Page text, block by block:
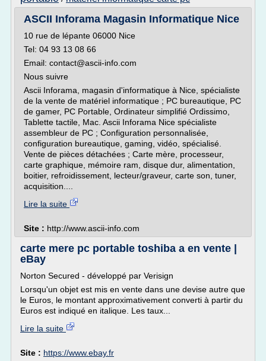
ASCII Inforama Magasin Informatique Nice
10 rue de lépante 06000 Nice
Tel: 04 93 13 08 66
Email: contact@ascii-info.com
Nous suivre
Ascii Inforama, magasin d'informatique à Nice, spécialiste
de la vente de matériel informatique ; PC bureautique, PC
de gamer, PC Portable, Ordinateur simplifié Ordissimo,
Tablette tactile, Mac. Ascii Inforama Nice spécialiste
assembleur de PC ; Configuration personnalisée,
configuration bureautique, gaming, vidéo, spécialisé.
Vente de pièces détachées ; Carte mère, processeur,
carte graphique, mémoire ram, disque dur, alimentation,
boitier, refroidissement, lecteur/graveur, carte son, tuner,
acquisition....
Lire la suite
Site : http://www.ascii-info.com
carte mere pc portable toshiba a en vente |
eBay
Norton Secured - développé par Verisign
Lorsqu'un objet est mis en vente dans une devise autre que
le Euros, le montant approximativement converti à partir du
Euros est indiqué en italique. Les taux...
Lire la suite
Site : https://www.ebay.fr